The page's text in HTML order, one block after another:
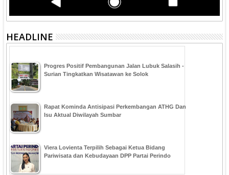
HEADLINE
Progres Positif Pembangunan Jalan Lubuk Salasih -
Surian Tingkatkan Wisatawan ke Solok
Rapat Kominda Antisipasi Perkembangan ATHG Dan
Isu Aktual Diwilayah Sumbar
Viera Lovienta Terpilih Sebagai Ketua Bidang
Pariwisata dan Kebudayaan DPP Partai Perindo